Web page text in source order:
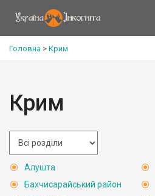
Головна > Крим
Крим
Алушта
Бахчисарайський район